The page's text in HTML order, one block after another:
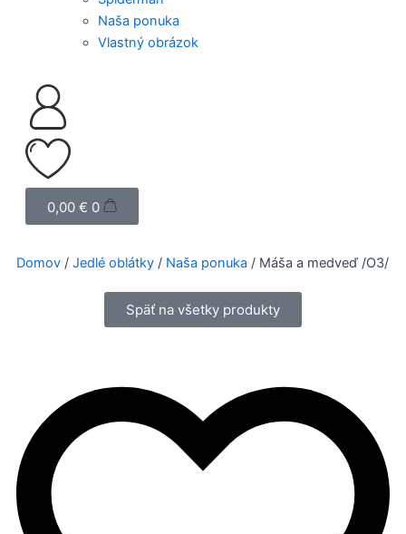
Naša ponuka
Vlastný obrázok
0,00 € 0
Cart
Domov / Jedlé oblátky / Naša ponuka / Máša a medveď /O3/
Späť na všetky produkty